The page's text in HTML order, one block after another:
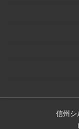
信州シ